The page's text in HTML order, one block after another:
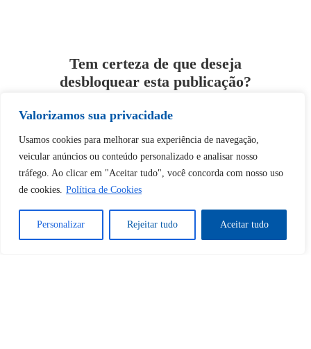
Valorizamos sua privacidade
Usamos cookies para melhorar sua experiência de navegação,
veicular anúncios ou conteúdo personalizado e analisar nosso
tráfego. Ao clicar em "Aceitar tudo", você concorda com nosso uso
de cookies. Política de Cookies
Personalizar Rejeitar tudo Aceitar tudo
Tem certeza de que deseja
desbloquear esta publicação?
Desbloquear esquerda : 0
Sim Não